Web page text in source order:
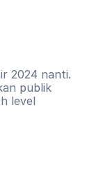
2024 nanti.
publik
level